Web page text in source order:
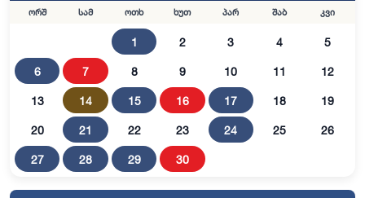
ორშ სამ ოთხ ხუთ პარ შაბ კვი
1 2 3 4 5
6 7 8 9 10 11 12
13 14 15 16 17 18 19
20 21 22 23 24 25 26
27 28 29 30